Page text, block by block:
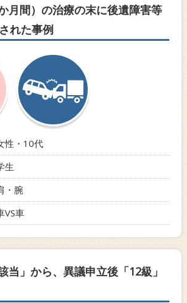
月間）の治療の末に後遺障害等
れた事例
性・10代
生
・腕
VS車
当」から、異議申立後「12級」